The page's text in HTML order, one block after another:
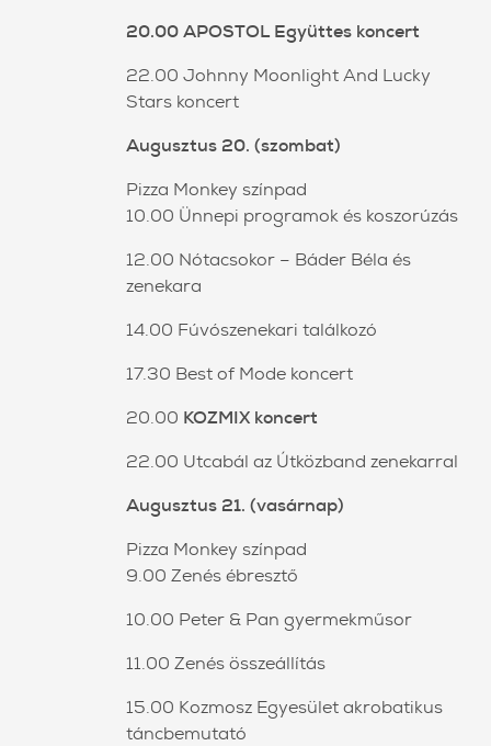
20.00 APOSTOL Együttes koncert
22.00 Johnny Moonlight And Lucky
Stars koncert
Augusztus 20. (szombat)
Pizza Monkey színpad
10.00 Ünnepi programok és koszorúzás
12.00 Nótacsokor – Báder Béla és
zenekara
14.00 Fúvószenekari találkozó
17.30 Best of Mode koncert
20.00 KOZMIX koncert
22.00 Utcabál az Útközband zenekarral
Augusztus 21. (vasárnap)
Pizza Monkey színpad
9.00 Zenés ébresztő
10.00 Peter & Pan gyermekműsor
11.00 Zenés összeállítás
15.00 Kozmosz Egyesület akrobatikus
táncbemutató